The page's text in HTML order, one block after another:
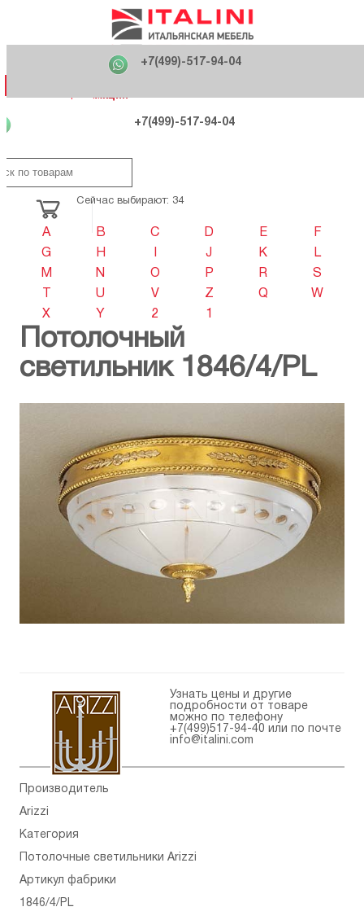
+7(499)-517-94-04
Фабрики
Распродажа
Как купить
О компании
Акция
+7(499)-517-94-04
121170 , г. Москва,
ул. Кутузовский проспект, д. 36 стр.3
+7(499)-517-94-04
Сейчас выбирают: 34
A B C D E
F
G
H J K
L
M
N O P R
S
U V Z Q
W
X
Y 2 1
Потолочный
светильник 1846/4/PL
Узнать цены и другие
подробности от товаре
можно по телефону
+7(499)517-94-40 или по почте
info@italini.com
Производитель
Arizzi
Категория
Потолочные светильники Arizzi
Артикул фабрики
1846/4/PL